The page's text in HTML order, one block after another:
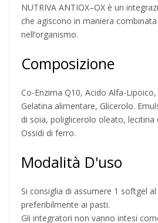
NUTRIVA ANTIOX–OX è un
che agiscono in maniera
nell’organismo.
Composizione
Co-Enzima Q10, Acido Alfa-
Gelatina alimentare, Glicerolo.
di soia, poliglicerolo oleato, lecitina
Ossidi di ferro.
Modalità D'uso
Si consiglia di assumere 1 softgel
preferibilmente ai pasti.
Gli integratori non vanno intesi